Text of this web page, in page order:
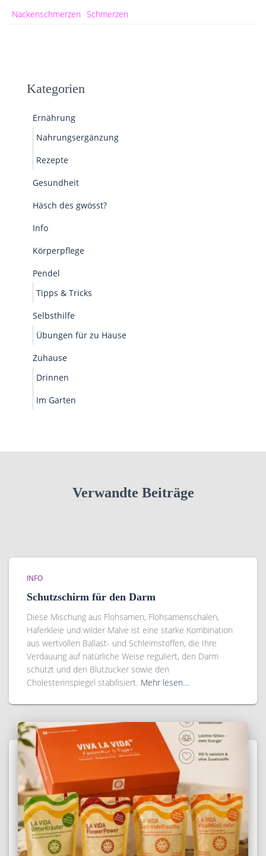
Nackenschmerzen Schmerzen
Kategorien
Ernährung
Nahrungsergänzung
Rezepte
Gesundheit
Häsch des gwösst?
Info
Körperpflege
Pendel
Tipps & Tricks
Selbsthilfe
Übungen für zu Hause
Zuhause
Drinnen
Im Garten
Verwandte Beiträge
INFO
Schutzschirm für den Darm
Diese Mischung aus Flohsamen, Flohsamenschalen,
Haferkleie und wilder Malve ist eine starke Kombination
aus wertvollen Ballast- und Schleimstoffen, die Ihre
Verdauung auf natürliche Weise reguliert, den Darm
schützt und den Blutzucker sowie den
Cholesterinspiegel stabilisiert. Mehr lesen…